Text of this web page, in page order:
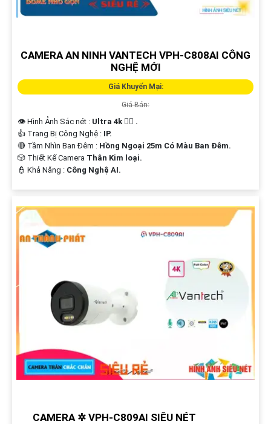
CAMERA AN NINH VANTECH VPH-C808AI CÔNG
NGHỆ MỚI
Giá Khuyến Mại:
Giá Bán:
👁 Hình Ảnh Sắc nét : Ultra 4k 👍🏾 .
👍 Trang Bị Công Nghệ : IP.
🔴 Tầm Nhìn Ban Đêm : Hồng Ngoại 25m Có Màu Ban Ðêm.
🎲 Thiết Kế Camera Thân Kim loại.
️👮 Khả Năng : Công Nghệ AI.
CAMERA ✲ VPH-C809AI SIÊU NÉT